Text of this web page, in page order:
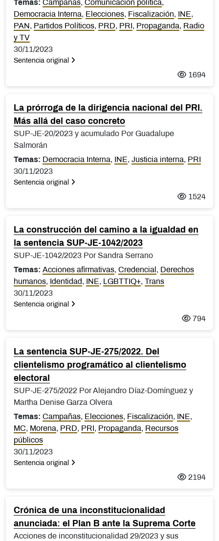
Temas: Campañas, Comunicación política,
Democracia Interna, Elecciones, Fiscalización, INE,
PAN , Partidos Políticos, PRD, PRI , Propaganda, Radio
y TV
30/11/2023
Sentencia original
1694
La prórroga de la dirigencia nacional del PRI.
Más allá del caso concreto
SUP-JE-20/2023 y acumulado Por Guadalupe
Salmorán
Temas: Democracia Interna, INE, Justicia interna, PRI
30/11/2023
Sentencia original
1524
La construcción del camino a la igualdad en
la sentencia SUP-JE-1042/2023
SUP-JE-1042/2023 Por Sandra Serrano
Temas: Acciones afirmativas, Credencial , Derechos
humanos, Identidad , INE, LGBTTIQ+,
Trans
30/11/2023
Sentencia original
794
La sentencia SUP-JE-275/2022. Del
clientelismo programático al clientelismo
electoral
SUP-JE-275/2022 Por Alejandro Díaz-Domínguez y
Martha Denise Garza Olvera
Temas: Campañas, Elecciones, Fiscalización, INE,
MC, Morena, PRD, PRI , Propaganda, Recursos
públicos
30/11/2023
Sentencia original
2194
Crónica de una inconstitucionalidad
anunciada: el Plan B ante la Suprema Corte
Acciones de inconstitucionalidad 29/2023 y sus